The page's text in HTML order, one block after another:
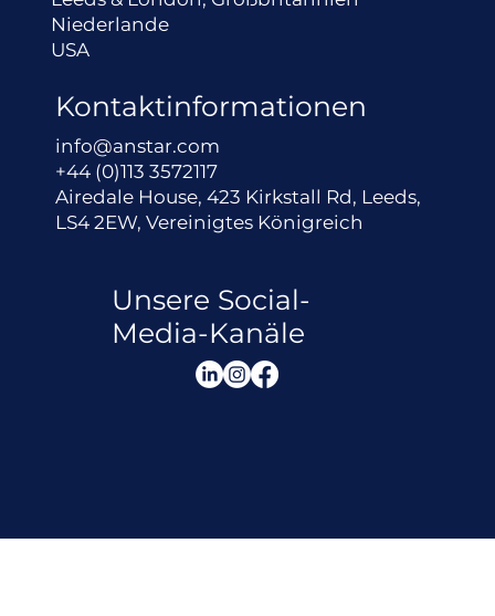
Niederlande
USA
Kontaktinformationen
info@anstar.com
+44 (0)113 3572117
Airedale House, 423 Kirkstall Rd, Leeds,
LS4 2EW, Vereinigtes Königreich
Unsere Social-
Media-Kanäle